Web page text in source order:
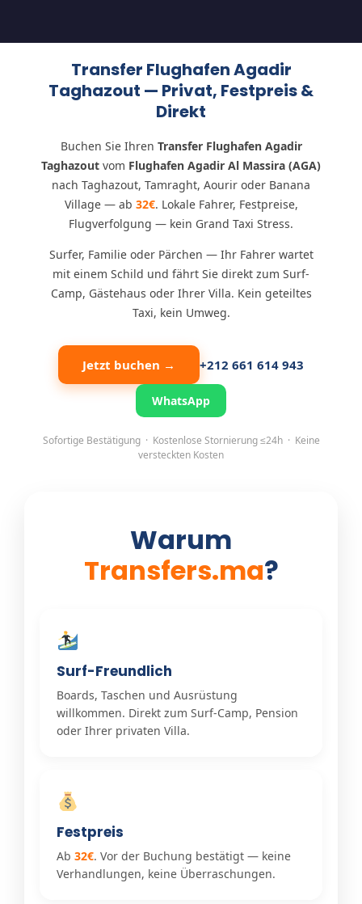
Transfer Flughafen Agadir
Taghazout — Privat, Festpreis &
Direkt
Buchen Sie Ihren Transfer Flughafen Agadir
Taghazout vom Flughafen Agadir Al Massira (AGA)
nach Taghazout, Tamraght, Aourir oder Banana
Village — ab 32€. Lokale Fahrer, Festpreise,
Flugverfolgung — kein Grand Taxi Stress.
Surfer, Familie oder Pärchen — Ihr Fahrer wartet
mit einem Schild und fährt Sie direkt zum Surf-
Camp, Gästehaus oder Ihrer Villa. Kein geteiltes
Taxi, kein Umweg.
Jetzt buchen → +212 661 614 943
WhatsApp
Sofortige Bestätigung · Kostenlose Stornierung ≤24h · Keine
versteckten Kosten
Warum
Transfers.ma?
Surf-Freundlich
Boards, Taschen und Ausrüstung
willkommen. Direkt zum Surf-Camp, Pension
oder Ihrer privaten Villa.
Festpreis
Ab 32€. Vor der Buchung bestätigt — keine
Verhandlungen, keine Überraschungen.